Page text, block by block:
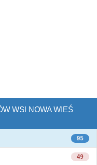
WSI NOWA WIEŚ
95
49